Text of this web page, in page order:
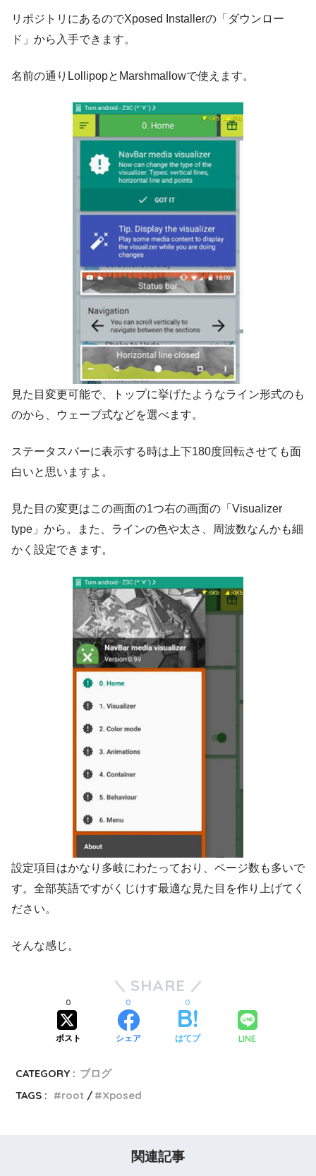
リポジトリにあるのでXposed Installerの「ダウンロー
ド」から入手できます。
名前の通りLollipopとMarshmallowで使えます。
見た目変更可能で、トップに挙げたようなライン形式のも
のから、ウェーブ式などを選べます。
ステータスバーに表示する時は上下180度回転させても面
白いと思いますよ。
見た目の変更はこの画面の1つ右の画面の「Visualizer
type」から。また、ラインの色や太さ、周波数なんかも細
かく設定できます。
設定項目はかなり多岐にわたっており、ページ数も多いで
す。全部英語ですがくじけす最適な見た目を作り上げてく
ださい。
そんな感じ。
SHARE
ポスト
0
シェア
0
はてブ
0
LINE
CATEGORY : ブログ
TAGS :
root Xposed
関連記事